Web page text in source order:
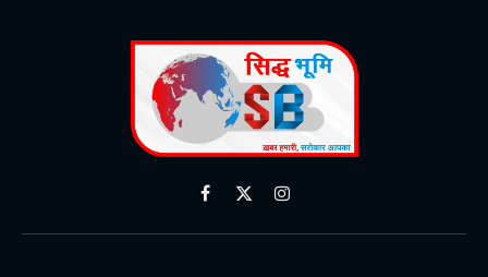
Facebook
X
Instagram